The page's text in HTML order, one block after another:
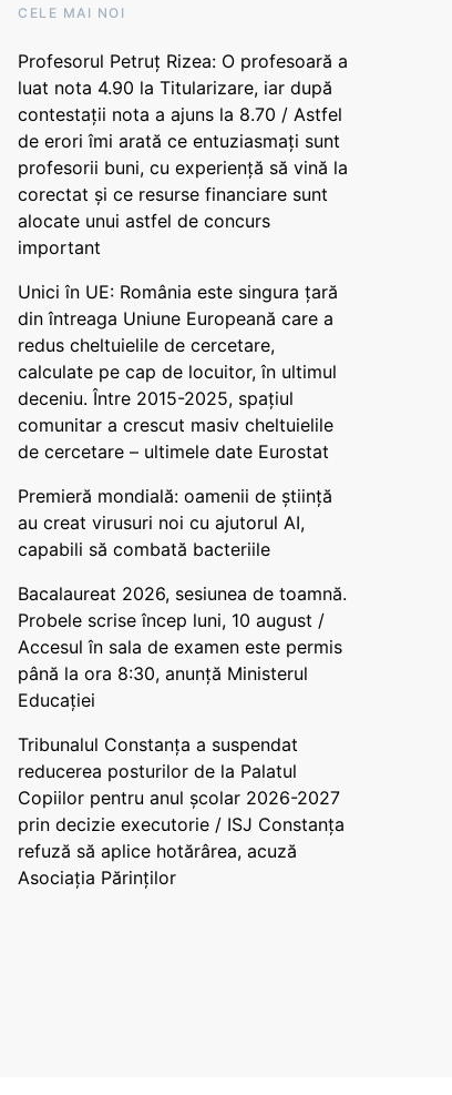
CELE MAI NOI
Profesorul Petruț Rizea: O profesoară a
luat nota 4.90 la Titularizare, iar după
contestații nota a ajuns la 8.70 / Astfel
de erori îmi arată ce entuziasmați sunt
profesorii buni, cu experiență să vină la
corectat și ce resurse financiare sunt
alocate unui astfel de concurs
important
Unici în UE: România este singura țară
din întreaga Uniune Europeană care a
redus cheltuielile de cercetare,
calculate pe cap de locuitor, în ultimul
deceniu. Între 2015-2025, spațiul
comunitar a crescut masiv cheltuielile
de cercetare – ultimele date Eurostat
Premieră mondială: oamenii de știință
au creat virusuri noi cu ajutorul AI,
capabili să combată bacteriile
Bacalaureat 2026, sesiunea de toamnă.
Probele scrise încep luni, 10 august /
Accesul în sala de examen este permis
până la ora 8:30, anunță Ministerul
Educației
Tribunalul Constanța a suspendat
reducerea posturilor de la Palatul
Copiilor pentru anul școlar 2026-2027
prin decizie executorie / ISJ Constanța
refuză să aplice hotărârea, acuză
Asociația Părinților